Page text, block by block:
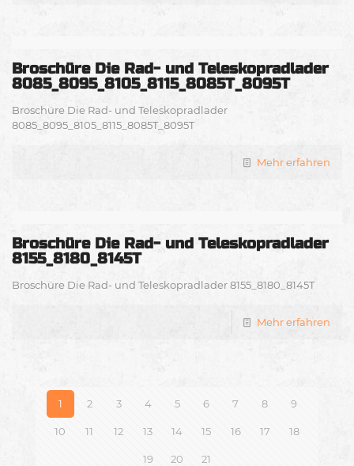
Broschüre Die Rad- und Teleskopradlader
8085_8095_8105_8115_8085T_8095T
Broschüre Die Rad- und Teleskopradlader
8085_8095_8105_8115_8085T_8095T
Mehr erfahren
Broschüre Die Rad- und Teleskopradlader
8155_8180_8145T
Broschüre Die Rad- und Teleskopradlader 8155_8180_8145T
Mehr erfahren
1 2 3 4 5 6 7 8 9
10 11 12 13 14 15 16 17 18
19 20 21